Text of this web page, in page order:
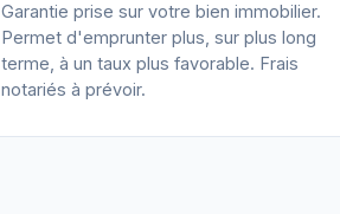
Garantie prise sur votre bien immobilier.
Permet d'emprunter plus, sur plus long
terme, à un taux plus favorable. Frais
notariés à prévoir.